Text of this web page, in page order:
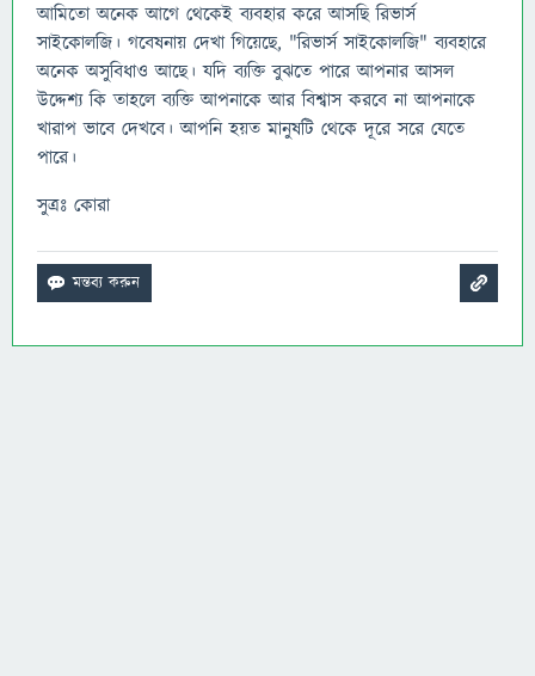
আমিতো অনেক আগে থেকেই ব্যবহার করে আসছি রিভার্স
সাইকোলজি। গবেষনায় দেখা গিয়েছে, "রিভার্স সাইকোলজি" ব্যবহারে
অনেক অসুবিধাও আছে। যদি ব্যক্তি বুঝতে পারে আপনার আসল
উদ্দেশ্য কি তাহলে ব্যক্তি আপনাকে আর বিশ্বাস করবে না আপনাকে
খারাপ ভাবে দেখবে। আপনি হয়ত মানুষটি থেকে দূরে সরে যেতে
পারে।
সুত্রঃ কোরা